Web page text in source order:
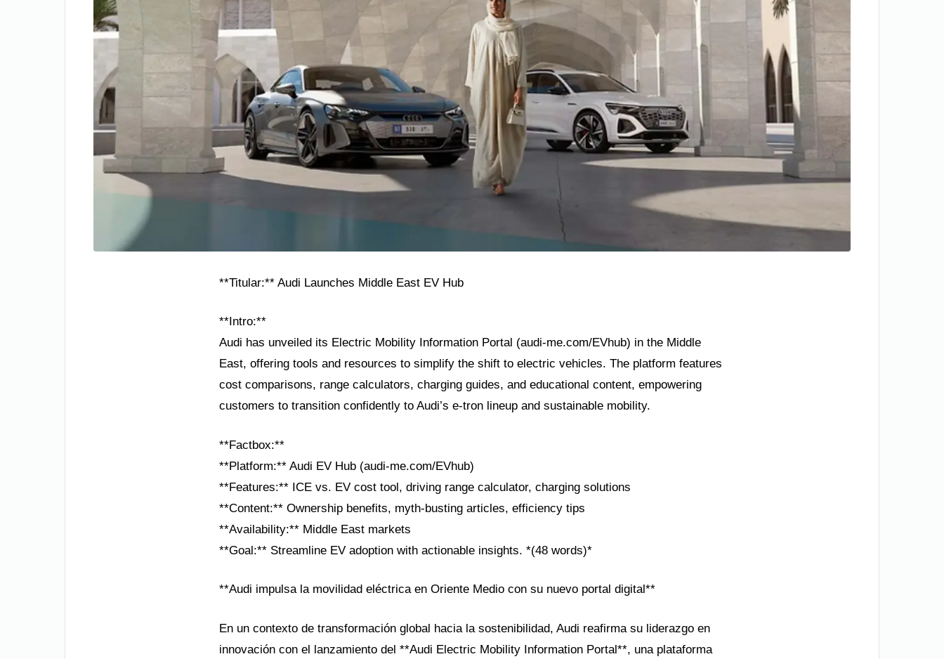
**Titular:** Audi Launches Middle East EV Hub
**Intro:**
Audi has unveiled its Electric Mobility Information Portal (audi-me.com/EVhub) in the Middle
East, offering tools and resources to simplify the shift to electric vehicles. The platform features
cost comparisons, range calculators, charging guides, and educational content, empowering
customers to transition confidently to Audi’s e-tron lineup and sustainable mobility.
**Factbox:**
**Platform:** Audi EV Hub (audi-me.com/EVhub)
**Features:** ICE vs. EV cost tool, driving range calculator, charging solutions
**Content:** Ownership benefits, myth-busting articles, efficiency tips
**Availability:** Middle East markets
**Goal:** Streamline EV adoption with actionable insights. *(48 words)*
**Audi impulsa la movilidad eléctrica en Oriente Medio con su nuevo portal digital**
En un contexto de transformación global hacia la sostenibilidad, Audi reafirma su liderazgo en
innovación con el lanzamiento del **Audi Electric Mobility Information Portal**, una plataforma